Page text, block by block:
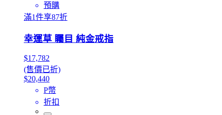
預購
滿1件享87折
幸運草 矚目 純金戒指
$17,782
(售價已折)
$20,440
P幣
折扣